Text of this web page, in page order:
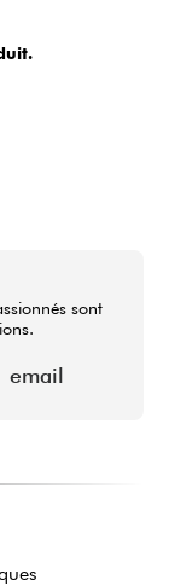
sont
email